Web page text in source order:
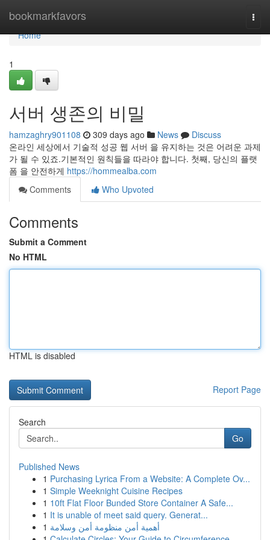
bookmarkfavors
Home
Home
1
서버 생존의 비밀
hamzaghry901108 309 days ago News
Discuss
온라인 세상에서 기술적 성공 웹 서버 을 유지하는 것은 어려운 과제
가 될 수 있죠.기본적인 원칙들을 따라야 합니다. 첫째, 당신의 플랫
폼 을 안전하게 https://hommealba.com
Comments
Who Upvoted
Comments
Submit a Comment
No HTML
HTML is disabled
Report Page
Search
Go
Published News
1 Purchasing Lyrica From a Website: A Complete Ov...
1 Simple Weeknight Cuisine Recipes
1 10ft Flat Floor Bunded Store Container A Safe...
1 It is unable of meet said query. Generat...
1 أهمية أمن منظومة أمن وسلامة